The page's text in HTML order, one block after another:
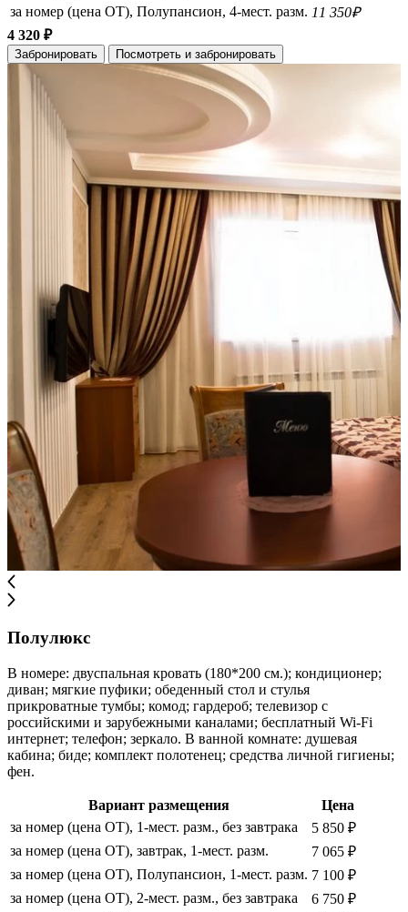
за номер (цена ОТ), Полупансион, 4-мест. разм. 11 350₽
4 320 ₽
Забронировать Посмотреть и забронировать
Полулюкс
В номере: двуспальная кровать (180*200 см.); кондиционер;
диван; мягкие пуфики; обеденный стол и стулья
прикроватные тумбы; комод; гардероб; телевизор с
российскими и зарубежными каналами; бесплатный Wi-Fi
интернет; телефон; зеркало. В ванной комнате: душевая
кабина; биде; комплект полотенец; средства личной гигиены;
фен.
Вариант размещения
Цена
за номер (цена ОТ), 1-мест. разм., без завтрака
5 850 ₽
за номер (цена ОТ), завтрак, 1-мест. разм.
7 065 ₽
за номер (цена ОТ), Полупансион, 1-мест. разм. 7 100 ₽
за номер (цена ОТ), 2-мест. разм., без завтрака
6 750 ₽